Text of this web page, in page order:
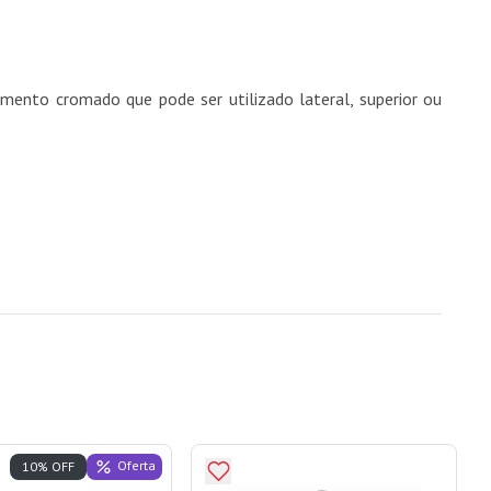
cromado que pode ser utilizado lateral, superior ou
10% OFF Oferta